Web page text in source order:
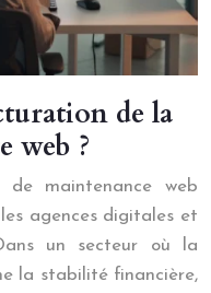
de la
web ?
maintenance web
agences digitales et
un secteur où la
la stabilité financière,